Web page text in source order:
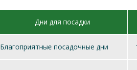
Дни для посадки
Благоприятные посадочные дни